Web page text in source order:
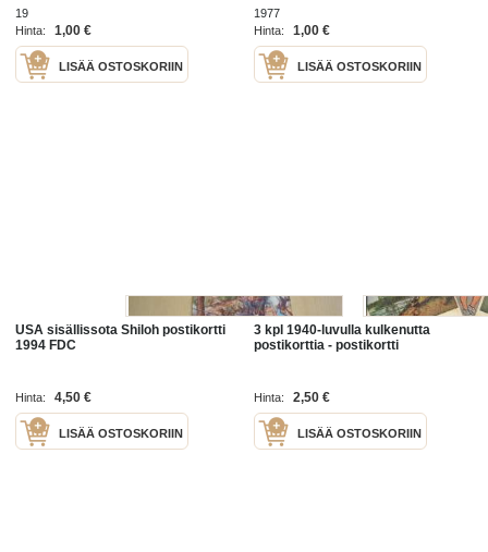
19
Hinta:
1,00 €
LISÄÄ OSTOSKORIIN
1977
Hinta:
1,00 €
LISÄÄ OSTOSKORIIN
USA sisällissota Shiloh postikortti
1994 FDC
Hinta: 4,50 €
LISÄÄ OSTOSKORIIN
3 kpl 1940-luvulla kulkenutta
postikorttia - postikortti
Hinta: 2,50 €
LISÄÄ OSTOSKORIIN